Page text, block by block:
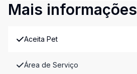
Mais informações
Aceita Pet
Área de Serviço